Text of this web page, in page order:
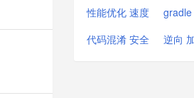
性能优化 速度
gradle
代码混淆 安全
逆向